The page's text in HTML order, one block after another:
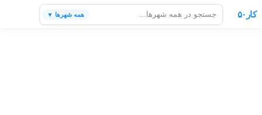
کار۵۰ همه شهرها ▼